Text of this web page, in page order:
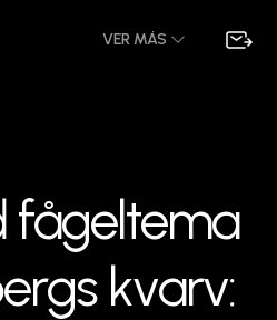
VER MÁS
fågeltema
ergs kvarv: